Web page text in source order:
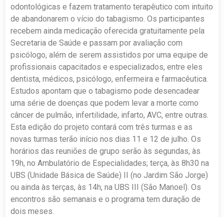
odontológicas e fazem tratamento terapêutico com intuito
de abandonarem o vício do tabagismo. Os participantes
recebem ainda medicação oferecida gratuitamente pela
Secretaria de Saúde e passam por avaliação com
psicólogo, além de serem assistidos por uma equipe de
profissionais capacitados e especializados, entre eles
dentista, médicos, psicólogo, enfermeira e farmacêutica.
Estudos apontam que o tabagismo pode desencadear
uma série de doenças que podem levar a morte como
câncer de pulmão, infertilidade, infarto, AVC, entre outras.
Esta edição do projeto contará com três turmas e as
novas turmas terão início nos dias 11 e 12 de julho. Os
horários das reuniões de grupo serão às segundas, às
19h, no Ambulatório de Especialidades; terça, às 8h30 na
UBS (Unidade Básica de Saúde) II (no Jardim São Jorge)
ou ainda às terças, às 14h, na UBS III (São Manoel). Os
encontros são semanais e o programa tem duração de
dois meses.